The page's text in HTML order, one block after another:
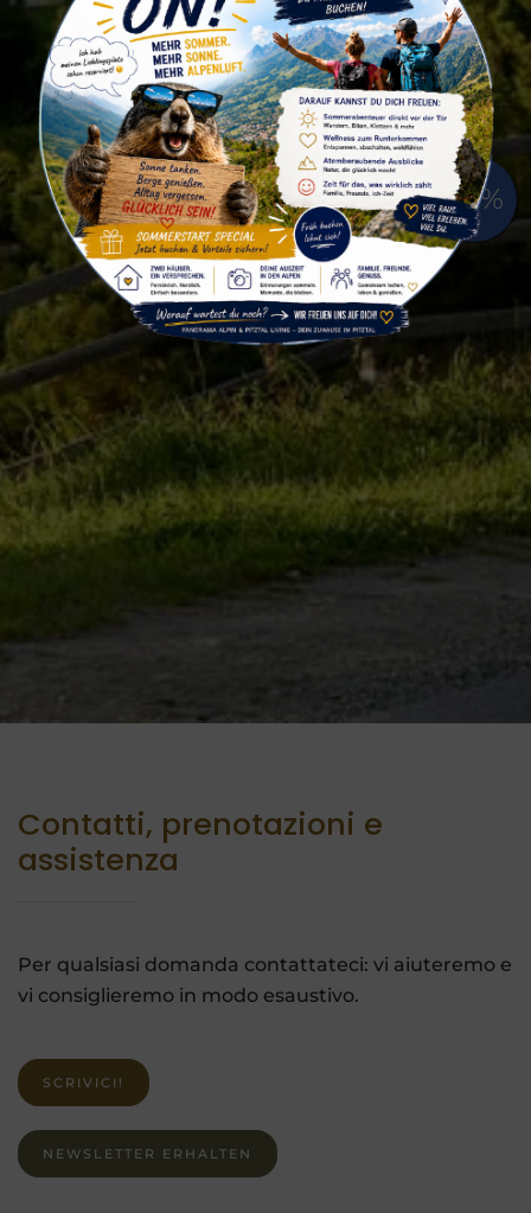
Contatti, prenotazioni e
assistenza
Per qualsiasi domanda contattateci: vi aiuteremo e
vi consiglieremo in modo esaustivo.
SCRIVICI!
NEWSLETTER ERHALTEN